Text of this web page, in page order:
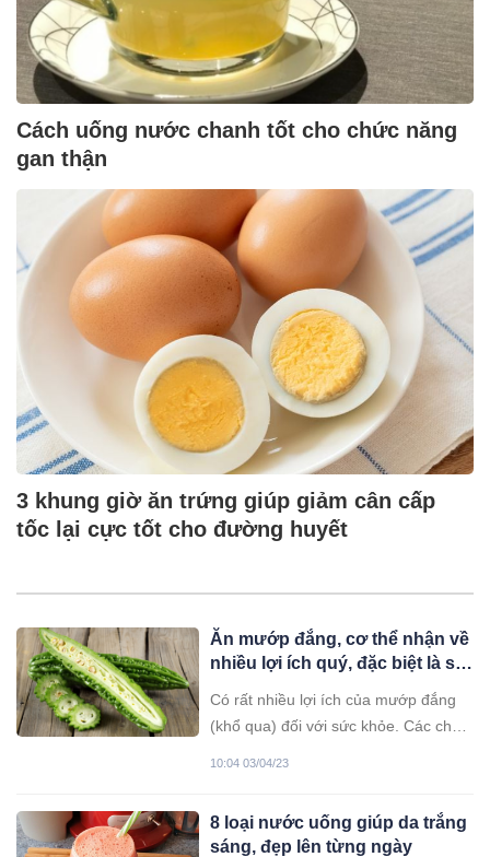
Cách uống nước chanh tốt cho chức năng
gan thận
3 khung giờ ăn trứng giúp giảm cân cấp
tốc lại cực tốt cho đường huyết
Ăn mướp đắng, cơ thể nhận về
nhiều lợi ích quý, đặc biệt là số
Có rất nhiều lợi ích của mướp đắng
(khổ qua) đối với sức khỏe. Các chất
nhiều căn bệnh khác.
10:04 03/04/23
8 loại nước uống giúp da trắng
sáng, đẹp lên từng ngày